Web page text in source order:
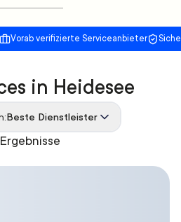
Vorab verifizierte Serviceanbieter
in Heidesee
Beste Dienstleister